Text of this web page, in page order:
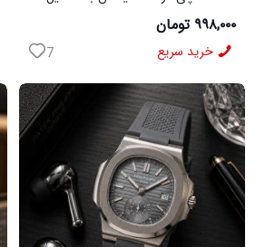
فنری لوکس نقره ای
۹۹۸,۰۰۰ تومان
خرید سریع 7